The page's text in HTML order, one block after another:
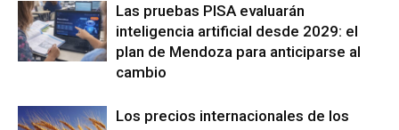
Las pruebas PISA evaluarán
inteligencia artificial desde 2029: el
plan de Mendoza para anticiparse al
cambio
Los precios internacionales de los